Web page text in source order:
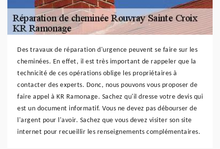
Des travaux de réparation d'urgence peuvent se faire sur les
cheminées. En effet, il est très important de rappeler que la
technicité de ces opérations oblige les propriétaires à
contacter des experts. Donc, nous pouvons vous proposer de
faire appel à KR Ramonage. Sachez qu'il dresse votre devis qui
est un document informatif. Vous ne devez pas débourser de
l'argent pour l'avoir. Sachez que vous devez visiter son site
internet pour recueillir les renseignements complémentaires.